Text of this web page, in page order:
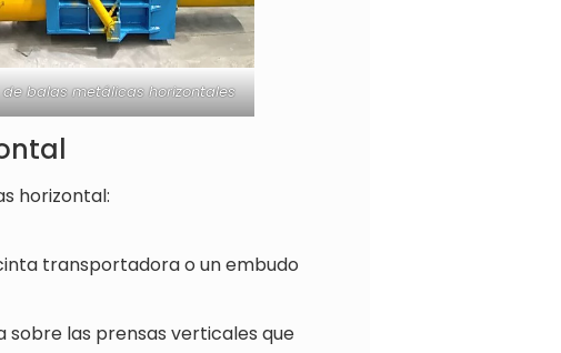
balas metálicas horizontales
horizontal:
transportadora o un embudo
sobre las prensas verticales que